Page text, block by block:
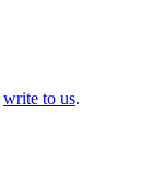
write to us.